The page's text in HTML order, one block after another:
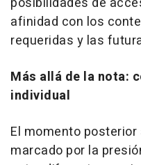
afinidad con los
requeridas y las
Más allá de la nota:
individual
El momento posterior
marcado por la